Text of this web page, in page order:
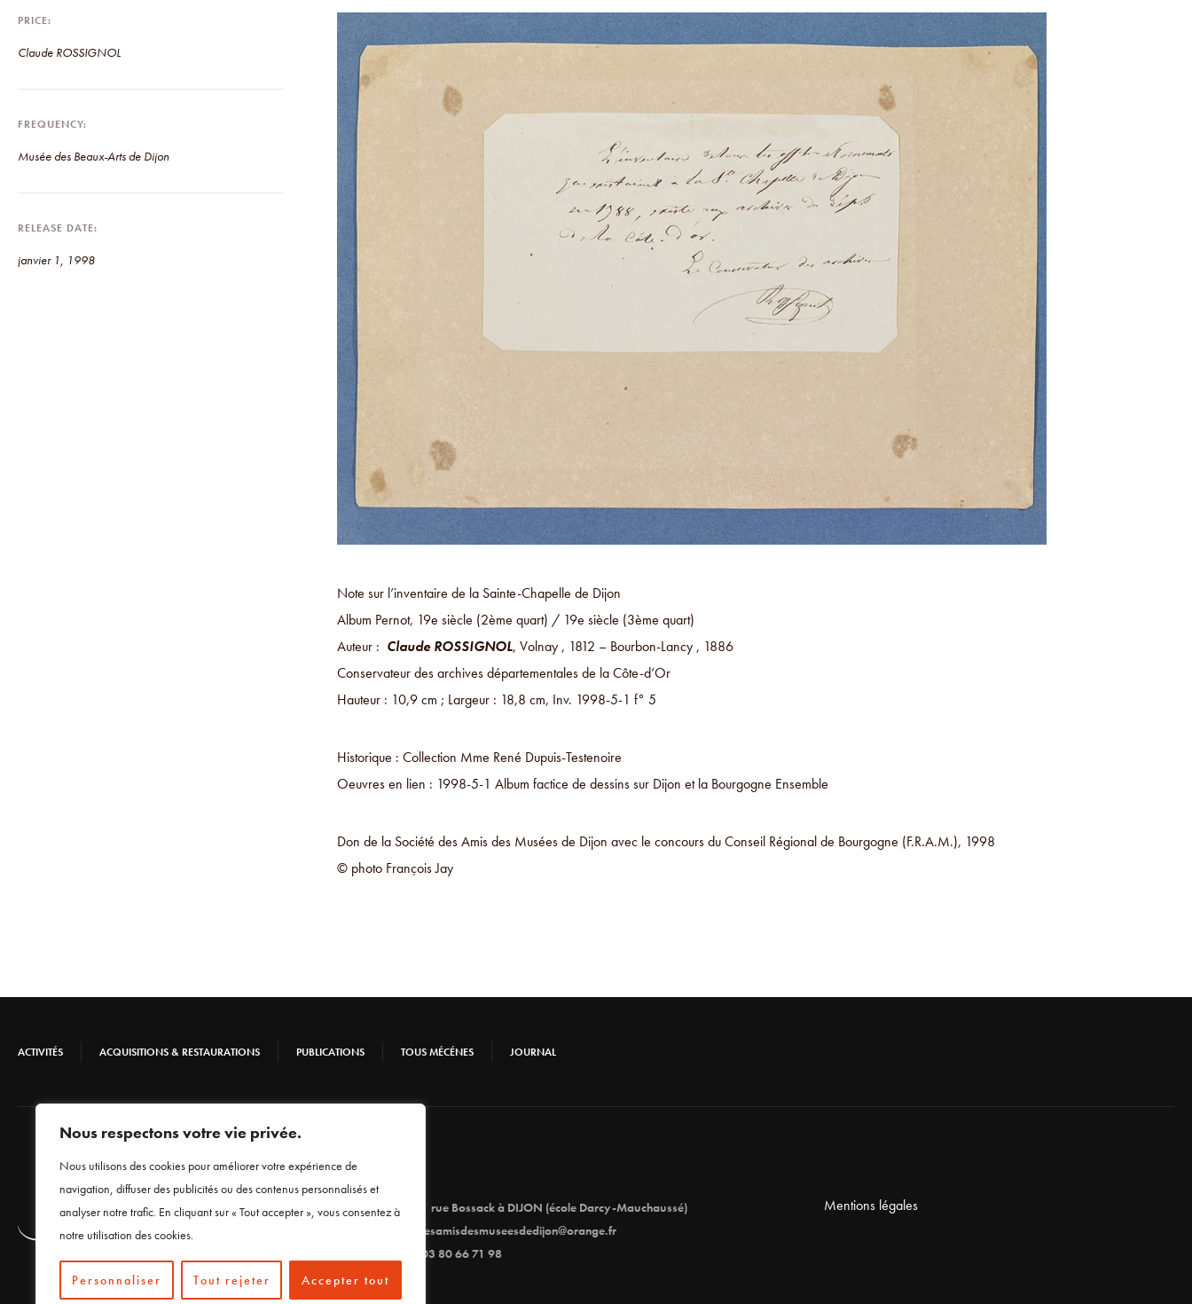
Nous respectons votre vie privée.
Nous utilisons des cookies pour améliorer votre expérience de
navigation, diffuser des publicités ou des contenus personnalisés et
analyser notre trafic. En cliquant sur « Tout accepter », vous consentez à
notre utilisation des cookies.
Personnaliser Tout rejeter Accepter tout
Note sur l’inventaire de la Sainte-Chapelle de Dijon
Album Pernot, 19e siècle (2ème quart) / 19e siècle (3ème quart)
Auteur : Claude ROSSIGNOL, Volnay , 1812 – Bourbon-Lancy , 1886
Conservateur des archives départementales de la Côte-d’Or
Hauteur : 10,9 cm ; Largeur : 18,8 cm, Inv. 1998-5-1 f° 5
Historique : Collection Mme René Dupuis-Testenoire
Oeuvres en lien : 1998-5-1 Album factice de dessins sur Dijon et la Bourgogne Ensemble
Don de la Société des Amis des Musées de Dijon avec le concours du Conseil Régional de Bourgogne (F.R.A.M.), 1998
© photo François Jay
PRICE
Claude ROSSIGNOL
FREQUENCY
Musée des Beaux-Arts de Dijon
RELEASE DATE
janvier 1, 1998
ACTIVITÉS ACQUISITIONS & RESTAURATIONS PUBLICATIONS TOUS MÉCÉNES JOURNAL
1 rue Bossack à DIJON (école Darcy-Mauchaussé)
lesamisdesmuseesdedijon@orange.fr
03 80 66 71 98
Mentions légales